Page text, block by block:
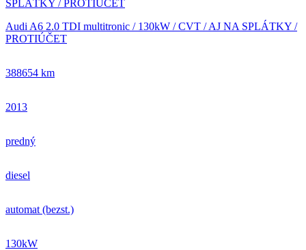
Audi A6 2.0 TDI multitronic / 130kW / CVT / AJ NA SPLÁTKY /
PROTIÚČET
388654 km
2013
predný
diesel
automat (bezst.)
130kW